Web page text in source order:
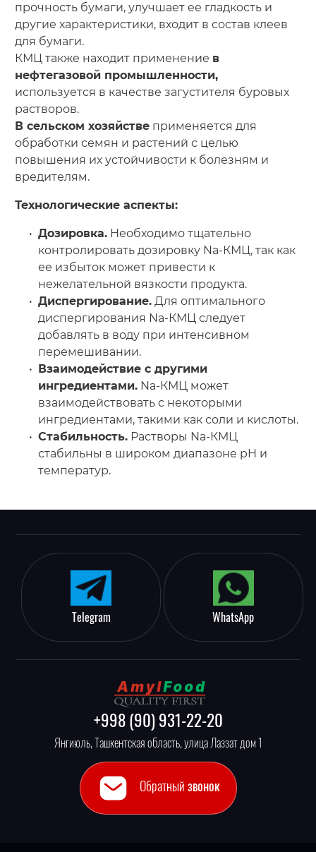
прочность бумаги, улучшает ее гладкость и
другие характеристики, входит в состав клеев
для бумаги.
КМЦ также находит применение в
нефтегазовой промышленности,
используется в качестве загустителя буровых
растворов.
В сельском хозяйствеприменяется для
обработки семян и растений с целью
повышения их устойчивости к болезням и
вредителям.
Технологические аспекты:
Дозировка.Необходимо тщательно
контролировать дозировку Na-КМЦ, так как
ее избыток может привести к
нежелательной вязкости продукта.
Диспергирование.Для оптимального
диспергирования Na-КМЦ следует
добавлять в воду при интенсивном
перемешивании.
Взаимодействие с другими
ингредиентами.Na-КМЦ может
взаимодействовать с некоторыми
ингредиентами, такими как соли и кислоты.
Стабильность.Растворы Na-КМЦ
стабильны в широком диапазоне pH и
температур.
Telegram WhatsApp
+998 (90) 931-22-20
Янгиюль, Ташкентская область, улица Лаззат дом 1
Обратный звонок